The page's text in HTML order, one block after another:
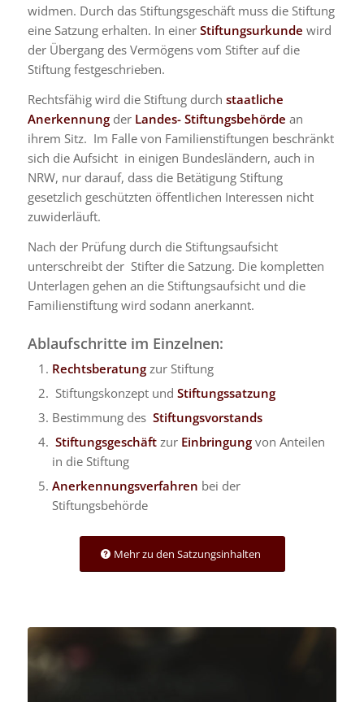
widmen. Durch das Stiftungsgeschäft muss die Stiftung
eine Satzung erhalten. In einer Stiftungsurkunde wird
der Übergang des Vermögens vom Stifter auf die
Stiftung festgeschrieben.
Rechtsfähig wird die Stiftung durch staatliche
Anerkennung der Landes- Stiftungsbehörde an
ihrem Sitz. Im Falle von Familienstiftungen beschränkt
sich die Aufsicht in einigen Bundesländern, auch in
NRW, nur darauf, dass die Betätigung Stiftung
gesetzlich geschützten öffentlichen Interessen nicht
zuwiderläuft.
Nach der Prüfung durch die Stiftungsaufsicht
unterschreibt der Stifter die Satzung. Die kompletten
Unterlagen gehen an die Stiftungsaufsicht und die
Familienstiftung wird sodann anerkannt.
Ablaufschritte im Einzelnen:
Rechtsberatung zur Stiftung
Stiftungskonzept und Stiftungssatzung
Bestimmung des Stiftungsvorstands
Stiftungsgeschäftzur Einbringungvon Anteilen
in die Stiftung
Anerkennungsverfahren bei der
Stiftungsbehörde
Mehr zu den Satzungsinhalten